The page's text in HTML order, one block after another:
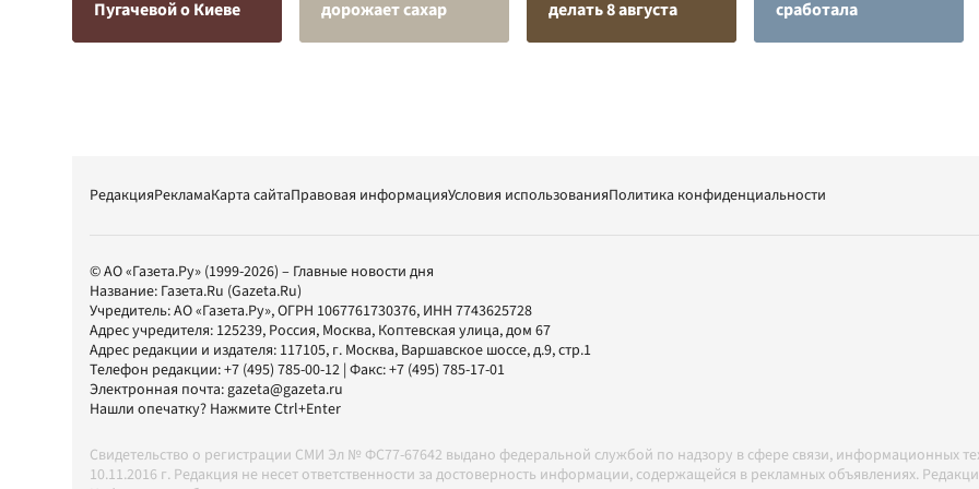
Пугачевой о Киеве
дорожает сахар
делать 8 августа
сработала
РедакцияРекламаКарта сайтаПравовая информацияУсловия использованияПолитика конфиденциальности
© АО «Газета.Ру» (1999-2026) – Главные новости дня
Название: Газета.Ru (Gazeta.Ru)
Учредитель:АО «Газета.Ру», ОГРН 1067761730376, ИНН 7743625728
Адрес учредителя: 125239, Россия, Москва, Коптевская улица, дом 67
Адрес редакции и издателя: 117105, г. Москва, Варшавское шоссе, д.9, стр.1
Телефон редакции:+7 (495) 785-00-12 | Факс:+7 (495) 785-17-01
Электронная почта:gazeta@gazeta.ru
Нашли опечатку? Нажмите Ctrl+Enter
Свидетельство о регистрации СМИ Эл № ФС77-67642 выдано федеральной службой по надзору в сфере связи, информационных
10.11.2016 г. Редакция не несет ответственности за достоверность информации, содержащейся в рекламных объявлениях.